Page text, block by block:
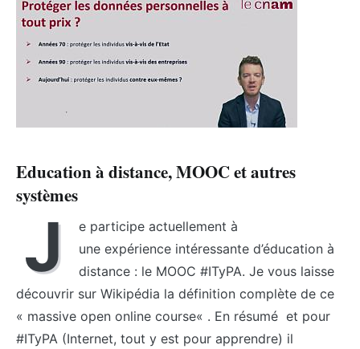
Education à distance, MOOC et autres
systèmes
J
e participe actuellement à
une expérience intéressante d’éducation à
distance : le MOOC #ITyPA. Je vous laisse
découvrir sur Wikipédia la définition complète de ce
« massive open online course« . En résumé et pour
#ITyPA (Internet, tout y est pour apprendre) il